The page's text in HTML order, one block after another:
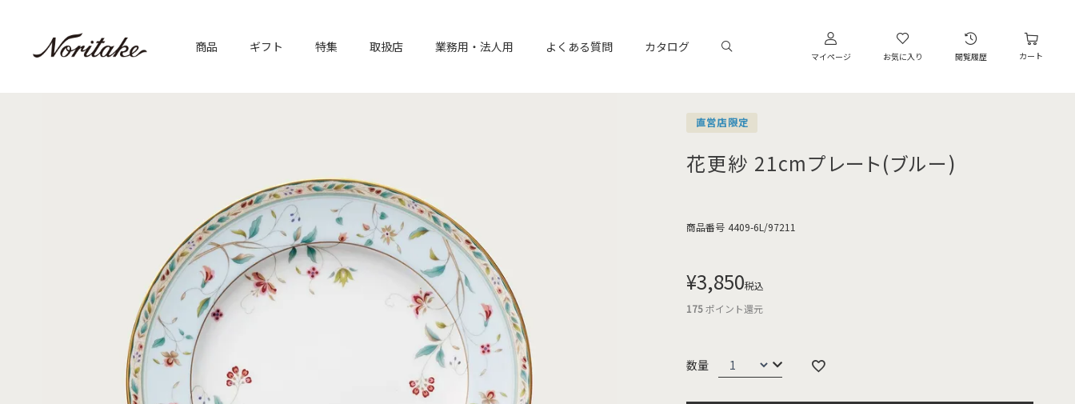
商品 ギフト 特集 取扱店 業務用・法人用 よくある質問 カタログ
マイページ お気に入り 閲覧履歴 カート
直営店限定
花更紗 21cmプレート(ブルー)
商品番号 4409-6L/97211
¥3,850税込
175ポイント還元